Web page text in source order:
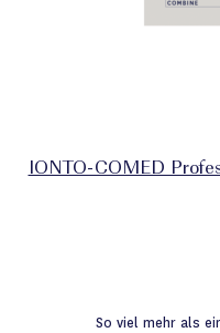
IONTO-COMED
So viel mehr als